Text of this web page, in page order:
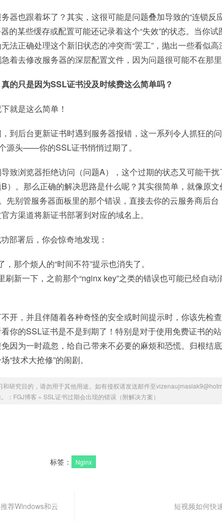
器也跟着坏了？其实，这很可能是问题叠加导致的“连锁反
的某些缓存或配置可能还记录着这个“失效”的状态。当你试
法正确处理这个新旧状态的冲突而“罢工”，抛出一些看似高
着去修改服务器的深层配置文件，因为问题很可能不在那里
的只是因为SSL证书没及时续费这么简单吗？
就是这么简单！
到后台更新证书时遇到服务器报错，这一系列令人抓狂的问
源头——你的SSL证书悄悄过期了。
致浏览器拒绝访问（问题A），这个过期的状态又可能干扰
）。那么正确的解决思路是什么呢？其实很简单，就像原
先别管服务器面板里的那个错误，直接去你的云服务商后台
方渠道将新证书部署到对应的域名上。
部署后，你会惊奇地发现：
那个烦人的“时间不符”提示也消失了。
刷新一下，之前那个“nginx key”之类的错误也可能已经自动
开，并且伴随着各种奇怪的安全或时间提示时，你该先检
你的SSL证书是不是到期了！特别是对于使用免费证书的
因为一时疏忽，给自己带来不必要的麻烦和恐慌。归根结
“技术大抢修”的闹剧。
研究目的，请勿用于其他用途。如有侵权请发送邮件至
： FGJ博客 » SSL证书过期会出现的错误（附解决方案）
标签： Nginx
荐Windows和云
短视频如何快